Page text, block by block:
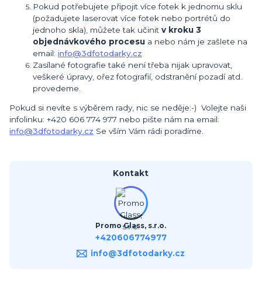
Pokud potřebujete připojit více fotek k jednomu sklu
(požadujete laserovat více fotek nebo portrétů do
jednoho skla), můžete tak učinit v kroku 3
objednávkového procesu a nebo nám je zašlete na
email: info@3dfotodarky.cz
Zasílané fotografie také není třeba nijak upravovat,
veškeré úpravy, ořez fotografií, odstranění pozadí atd.
provedeme.
Pokud si nevíte s výběrem rady, nic se neděje:-) Volejte naši
infolinku: +420 606 774 977 nebo pište nám na email:
info@3dfotodarky.cz Se vším Vám rádi poradíme.
Kontakt
Promo Glass, s.r.o.
+420606774977
info@3dfotodarky.cz